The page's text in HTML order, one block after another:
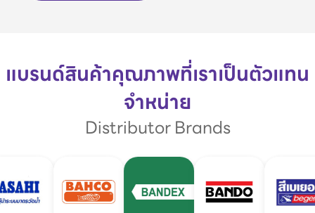
แบรนด์สินค้าคุณภาพที่เราเป็นตัวแทน
จำหน่าย
Distributor Brands